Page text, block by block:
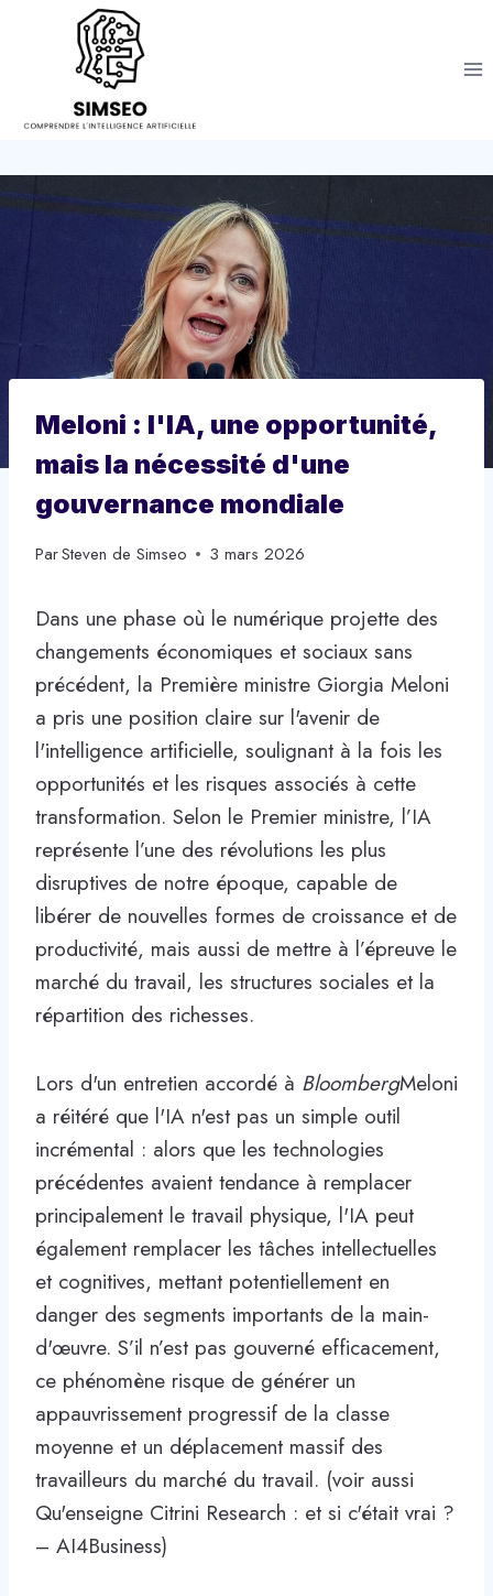
Meloni : l'IA, une opportunité,
mais la nécessité d'une
gouvernance mondiale
ParSteven de Simseo 3 mars 2026
Dans une phase où le numérique projette des
changements économiques et sociaux sans
précédent, la Première ministre Giorgia Meloni
a pris une position claire sur l'avenir de
l'intelligence artificielle, soulignant à la fois les
opportunités et les risques associés à cette
transformation. Selon le Premier ministre, l’IA
représente l’une des révolutions les plus
disruptives de notre époque, capable de
libérer de nouvelles formes de croissance et de
productivité, mais aussi de mettre à l’épreuve le
marché du travail, les structures sociales et la
répartition des richesses.
Lors d'un entretien accordé à BloombergMeloni
a réitéré que l'IA n'est pas un simple outil
incrémental : alors que les technologies
précédentes avaient tendance à remplacer
principalement le travail physique, l'IA peut
également remplacer les tâches intellectuelles
et cognitives, mettant potentiellement en
danger des segments importants de la main-
d'œuvre. S’il n’est pas gouverné efficacement,
ce phénomène risque de générer un
appauvrissement progressif de la classe
moyenne et un déplacement massif des
travailleurs du marché du travail. (voir aussi
Qu'enseigne Citrini Research : et si c'était vrai ?
– AI4Business)